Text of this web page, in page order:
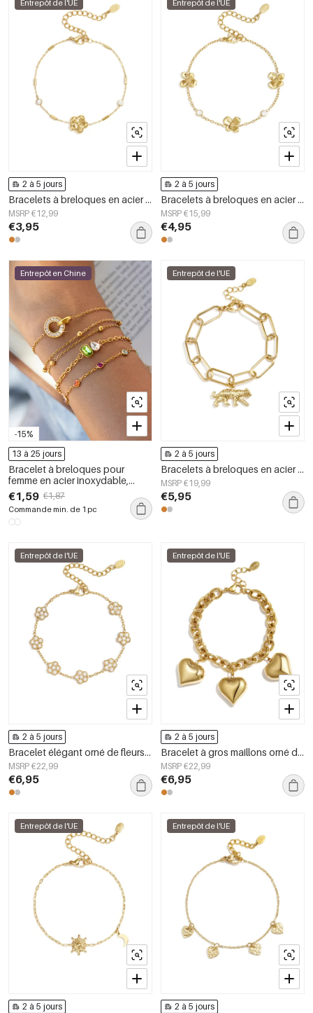
Entrepôt de l'UE
2 à 5 jours
Bracelets à breloques en acier inoxydable, motif floral, collection Daily Simple, bijoux pour femmes
MSRP €12,99
€3,95
Entrepôt de l'UE
2 à 5 jours
Bracelets à breloques en acier inoxydable, motif floral, collection Daily Simple, bijoux pour femmes
MSRP €15,99
€4,95
-15%
Entrepôt en Chine
13 à 25 jours
Bracelet à breloques pour
femme en acier inoxydable,
forme géométrique simple
circulaire, couleur or, avec
zircon, étanche.
€1,59 €1,87
Commande min. de 1 pc
Entrepôt de l'UE
2 à 5 jours
Bracelets à breloques en acier inoxydable, collection animaux, bijoux simples pour le quotidien
MSRP €19,99
€5,95
Entrepôt de l'UE
2 à 5 jours
Bracelet élégant orné de fleurs serties de zirconias
MSRP €22,99
€6,95
Entrepôt de l'UE
2 à 5 jours
Bracelet à gros maillons orné de grands cœurs
MSRP €22,99
€6,95
Entrepôt de l'UE
2 à 5 jours
Entrepôt de l'UE
2 à 5 jours